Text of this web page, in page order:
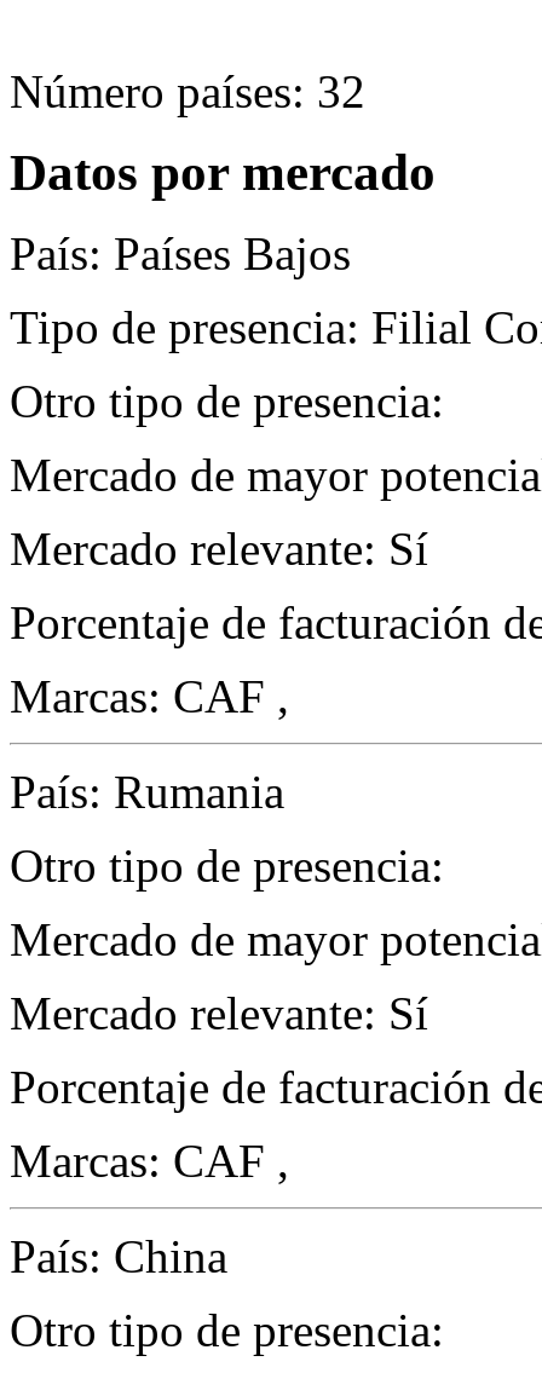
Número países: 32
Datos por mercado
País: Países Bajos
Tipo de presencia: Filial
Otro tipo de presencia:
Mercado de mayor
Mercado relevante: Sí
Porcentaje de facturación
Marcas: CAF ,
País: Rumania
Otro tipo de presencia:
Mercado de mayor
Mercado relevante: Sí
Porcentaje de facturación
Marcas: CAF ,
País: China
Otro tipo de presencia: